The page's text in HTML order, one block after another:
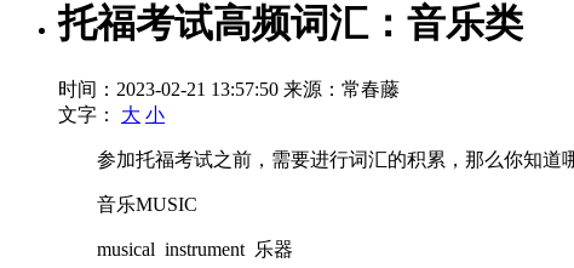
托福考试高频词汇：音乐类
时间：2023-02-21 13:57:50 来源：常春藤
文字：
大 小
参加托福考试之前，需要进行词汇的积累，那么你知道
音乐MUSIC
musical instrument 乐器